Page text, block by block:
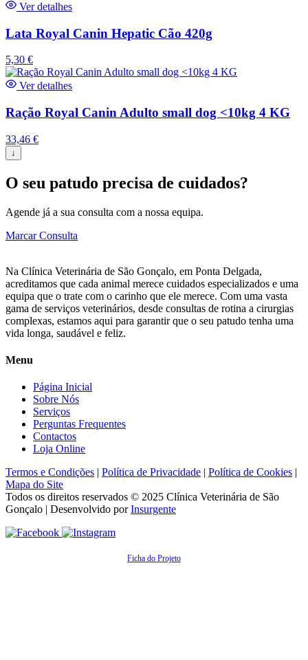
Ver detalhes
Lata Royal Canin Hepatic Cão 420g
5,30 €
Ver detalhes
Ração Royal Canin Adulto small dog <10kg 4 KG
33,46 €
↓
O seu patudo precisa de cuidados?
Agende já a sua consulta com a nossa equipa.
Marcar Consulta
Na Clínica Veterinária de São Gonçalo, em Ponta Delgada,
acreditamos que cada animal merece cuidados especializados e uma
equipa que o trate com o carinho que ele merece. Com uma vasta
gama de serviços veterinários, desde consultas de rotina a cirurgias
complexas, estamos aqui para garantir que o seu patudo tenha uma
vida longa, saudável e feliz.
Menu
Página Inicial
Sobre Nós
Serviços
Perguntas Frequentes
Contactos
Loja Online
Termos e Condições | Política de Privacidade | Política de Cookies |
Mapa do Site
Todos os direitos reservados © 2025 Clínica Veterinária de São
Gonçalo | Desenvolvido porInsurgente
Ficha do Projeto